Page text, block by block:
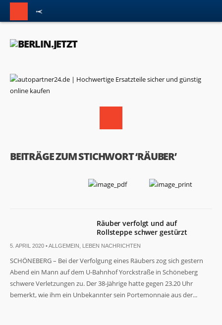
BEITRÄGE ZUM STICHWORT ‘RÄUBER’
Räuber verfolgt und auf
Rollsteppe schwer gestürzt
5. APRIL 2020 •ALLGEMEIN LEBEN NACHRICHTEN
SCHÖNEBERG – Bei der Verfolgung eines Räubers zog sich gestern
Abend ein Mann auf dem U-Bahnhof Yorckstraße in Schöneberg
schwere Verletzungen zu. Der 38-Jährige hatte gegen 23.20 Uhr
bemerkt, wie ihm ein Unbekannter sein Portemonnaie aus der...